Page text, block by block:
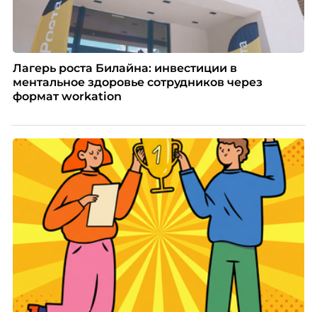
Лагерь роста Билайна: инвестиции в
ментальное здоровье сотрудников через
формат workation